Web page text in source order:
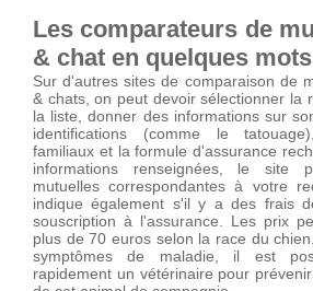
Les comparateurs de
& chat en quelques mots
Sur d'autres sites de comparaison de
& chats, on peut devoir sélectionner la
la liste, donner des informations sur
identifications (comme le
familiaux et la formule d'assurance
informations renseignées, le site
mutuelles correspondantes à votre
indique également s'il y a des frais
souscription à l'assurance. Les prix
plus de 70 euros selon la race du
symptômes de maladie, il est
rapidement un vétérinaire pour